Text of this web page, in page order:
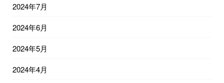
2024年7月
2024年6月
2024年5月
2024年4月